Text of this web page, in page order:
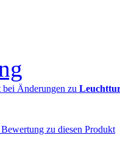
Änderungen zu
zu diesen Produkt